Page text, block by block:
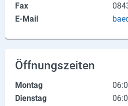
Fax
E-Mail
Öffnungszeiten
Montag
Dienstag
Produktgruppen
Newsletter